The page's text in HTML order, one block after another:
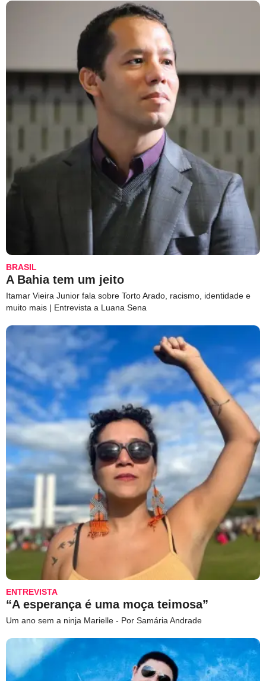
BRASIL
A Bahia tem um jeito
Itamar Vieira Junior fala sobre Torto Arado, racismo, identidade e
muito mais | Entrevista a Luana Sena
ENTREVISTA
“A esperança é uma moça teimosa”
Um ano sem a ninja Marielle - Por Samária Andrade